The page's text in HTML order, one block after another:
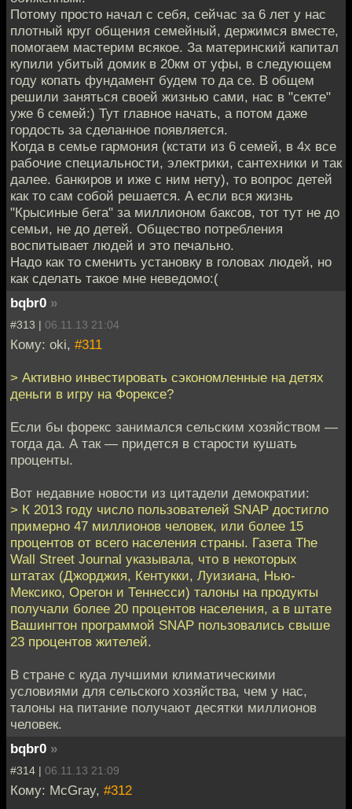
Потому просто начал с себя, сейчас за 6 лет у нас
плотный круг общения семейный, держимся вместе,
помогаем мастерим всякое. За материнский капитал
купили убитый домик в 20км от уфы, в следующем
году копать фундамент будем то да се. В общем
решили заняться своей жизнью сами, нас в "секте"
уже 6 семей:) Тут главное начать, а потом даже
гордость за сделанное появляется.
Когда в семье гармония (кстати из 6 семей, в 4х все
рабочие специальности, электрики, сантехники и так
далее. банкиров и иже с ним нету), то вопрос детей
как то сам собой решается. А если вся жизнь
"Крысиные бега" за миллионом баксов, тот тут не до
семьи, не до детей. Общество потребления
воспитывает людей и это печально.
Надо как то сменить установку в головах людей, но
как сделать такое мне неведомо:(
bqbr0 »
#313 | 06.11.13 21:04
Кому: oki, #311
> Активно инвестировать сэкономленные на детях
деньги в игру на Форексе?
Если бы форекс занимался сельским хозяйством —
тогда да. А так — придется в старости кушать
проценты.
Вот недавние новости из цитадели демократии:
> К 2013 году число пользователей SNAP достигло
примерно 47 миллионов человек, или более 15
процентов от всего населения страны. Газета The
Wall Street Journal указывала, что в некоторых
штатах (Джорджия, Кентукки, Луизиана, Нью-
Мексико, Орегон и Теннесси) талоны на продукты
получали более 20 процентов населения, а в штате
Вашингтон программой SNAP пользовались свыше
23 процентов жителей.
В стране с куда лучшими климатическими
условиями для сельского хозяйства, чем у нас,
талоны на питание получают десятки миллионов
человек.
bqbr0 »
#314 | 06.11.13 21:09
Кому: McGray, #312